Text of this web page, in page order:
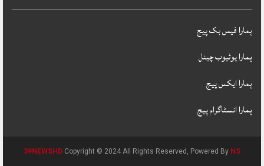
ہمارا فیس بک پیج
ہمارا یوٹیوب چینل
ہمارا ایکس پیج
ہمارا انسٹاگرام پیج
39NEWSHD Copyright © 2024 All Rights Reserved, Powered By NS